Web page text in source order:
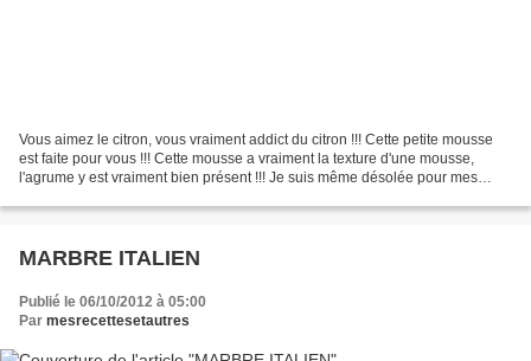
Vous aimez le citron, vous vraiment addict du citron !!! Cette petite mousse
est faite pour vous !!! Cette mousse a vraiment la texture d'une mousse,
l'agrume y est vraiment bien présent !!! Je suis même désolée pour mes
MARBRE ITALIEN
Publié le 06/10/2012 à 05:00
Par mesrecettesetautres